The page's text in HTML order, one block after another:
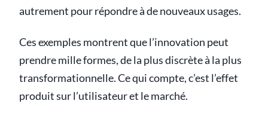
autrement pour répondre à de nouveaux usages.
Ces exemples montrent que l’innovation peut
prendre mille formes, de la plus discrète à la plus
transformationnelle. Ce qui compte, c’est l’effet
produit sur l’utilisateur et le marché.